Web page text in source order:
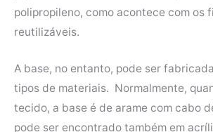
polipropileno, como acontece com os
reutilizáveis.
A base, no entanto, pode ser
tipos de materiais. Normalmente,
tecido, a base é de arame com cabo
pode ser encontrado também em